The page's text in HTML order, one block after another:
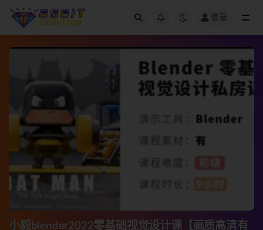
登录
小毅blender2022零基础视觉设计课【画质高清有